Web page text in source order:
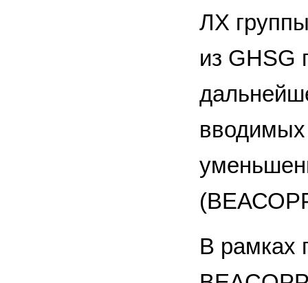
ЛХ
из GHSG
В рамках